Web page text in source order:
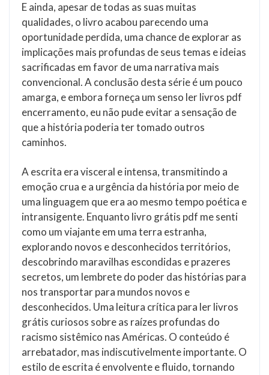
E ainda, apesar de todas as suas muitas
qualidades, o livro acabou parecendo uma
oportunidade perdida, uma chance de explorar as
implicações mais profundas de seus temas e ideias
sacrificadas em favor de uma narrativa mais
convencional. A conclusão desta série é um pouco
amarga, e embora forneça um senso ler livros pdf
encerramento, eu não pude evitar a sensação de
que a história poderia ter tomado outros
caminhos.
A escrita era visceral e intensa, transmitindo a
emoção crua e a urgência da história por meio de
uma linguagem que era ao mesmo tempo poética e
intransigente. Enquanto livro grátis pdf me senti
como um viajante em uma terra estranha,
explorando novos e desconhecidos territórios,
descobrindo maravilhas escondidas e prazeres
secretos, um lembrete do poder das histórias para
nos transportar para mundos novos e
desconhecidos. Uma leitura crítica para ler livros
grátis curiosos sobre as raízes profundas do
racismo sistêmico nas Américas. O conteúdo é
arrebatador, mas indiscutivelmente importante. O
estilo de escrita é envolvente e fluido, tornando